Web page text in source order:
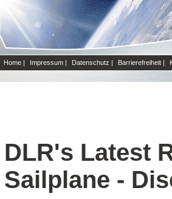
Home | Impressum | Datenschutz | Barrierefreiheit |
DLR's Latest
Sailplane -